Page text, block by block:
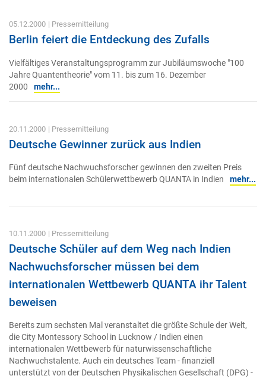
05.12.2000 | Pressemitteilung
Berlin feiert die Entdeckung des Zufalls
Vielfältiges Veranstaltungsprogramm zur Jubiläumswoche "100
Jahre Quantentheorie" vom 11. bis zum 16. Dezember
2000
mehr...
20.11.2000 | Pressemitteilung
Deutsche Gewinner zurück aus Indien
Fünf deutsche Nachwuchsforscher gewinnen den zweiten Preis
beim internationalen Schülerwettbewerb QUANTA in Indien
mehr...
10.11.2000 | Pressemitteilung
Deutsche Schüler auf dem Weg nach Indien
Nachwuchsforscher müssen bei dem
internationalen Wettbewerb QUANTA ihr Talent
beweisen
Bereits zum sechsten Mal veranstaltet die größte Schule der Welt,
die City Montessory School in Lucknow / Indien einen
internationalen Wettbewerb für naturwissenschaftliche
Nachwuchstalente. Auch ein deutsches Team - finanziell
unterstützt von der Deutschen Physikalischen Gesellschaft (DPG) -